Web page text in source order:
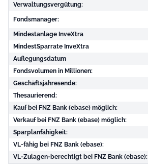
Verwaltungsvergütung:
Fondsmanager:
Mindestanlage InveXtra
MindestSparrate InveXtra
Auflegungsdatum
Fondsvolumen in Millionen:
Geschäftsjahresende:
Thesaurierend:
Kauf bei FNZ Bank (ebase) möglich:
Verkauf bei FNZ Bank (ebase) möglich:
Sparplanfähigkeit:
VL-fähig bei FNZ Bank (ebase):
VL-Zulagen-berechtigt bei FNZ Bank (ebase):